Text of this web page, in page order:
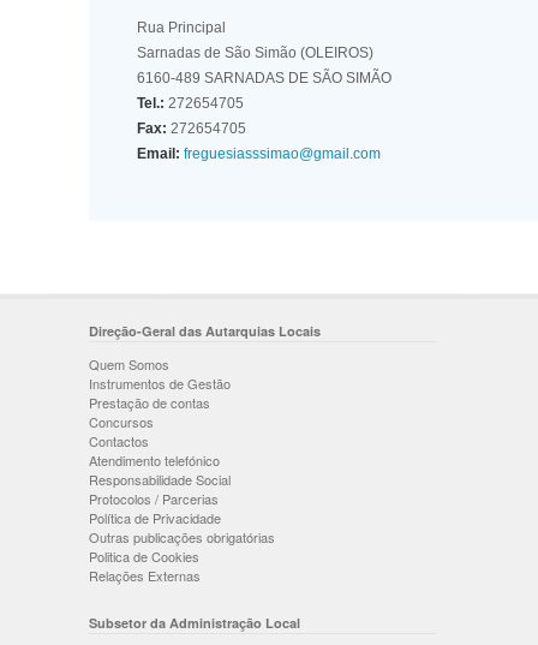
Rua Principal
Sarnadas de São Simão (OLEIROS)
6160-489 SARNADAS DE SÃO SIMÃO
Tel.: 272654705
Fax: 272654705
Email: freguesiasssimao@gmail.com
Direção-Geral das Autarquias Locais
Quem Somos
Instrumentos de Gestão
Prestação de contas
Concursos
Contactos
Atendimento telefónico
Responsabilidade Social
Protocolos / Parcerias
Política de Privacidade
Outras publicações obrigatórias
Politica de Cookies
Relações Externas
Subsetor da Administração Local